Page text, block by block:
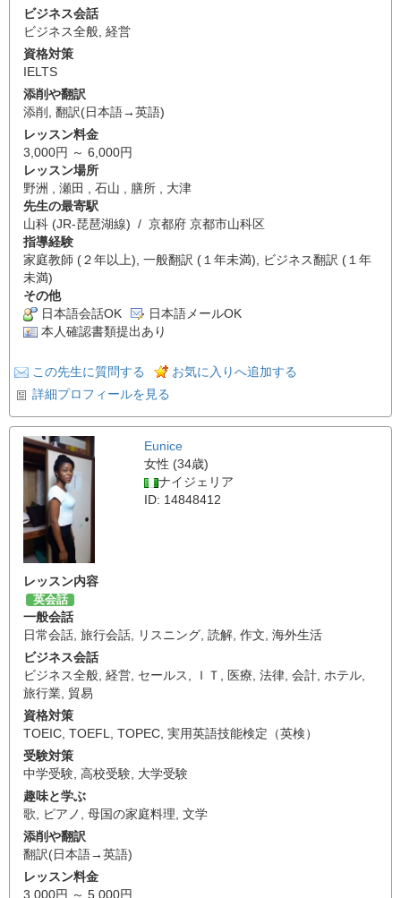
ビジネス会話
ビジネス全般 経営
資格対策
IELTS
添削や翻訳
添削
翻訳(日本語→英語)
レッスン料金
3,000円 ～ 6,000円
レッスン場所
野洲 , 瀬田 , 石山 , 膳所 , 大津
先生の最寄駅
山科 (JR-琵琶湖線) / 京都府 京都市山科区
指導経験
家庭教師 (２年以上), 一般翻訳 (１年未満), ビジネス翻訳 (１年
未満)
その他
日本語会話OK
日本語メールOK
本人確認書類提出あり
この先生に質問する
お気に入りへ追加する
詳細プロフィールを見る
Eunice
女性 (34歳)
ナイジェリア
ID: 14848412
レッスン内容
英会話
一般会話
日常会話 旅行会話 リスニング 読解 作文 海外生活
ビジネス会話
ビジネス全般 経営 セールス ＩＴ 医療 法律 会計 ホテル
旅行業 貿易
資格対策
TOEIC TOEFL TOPEC 実用英語技能検定（英検）
受験対策
中学受験 高校受験 大学受験
趣味と学ぶ
歌
ピアノ 母国の家庭料理 文学
添削や翻訳
翻訳(日本語→英語)
レッスン料金
3,000円 ～ 5,000円